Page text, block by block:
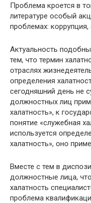
Проблема кроется в
литературе особый
проблемах: коррупция,
Актуальность
тем, что термин
отраслях
определения
сегодняшний день не
должностных лиц
халатность», к
понятие «служебная
используется
халатность», оно
Вместе с тем в
должностные лица,
халатность
проблема